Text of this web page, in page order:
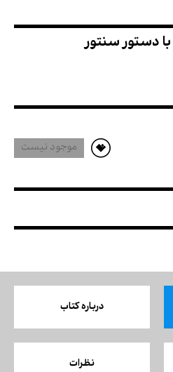
موجود نیست
درباره کتاب
نظرات